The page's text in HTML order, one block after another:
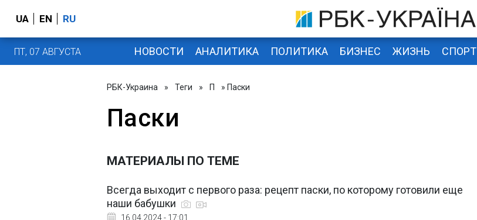
UA EN RU
ПТ, 07 АВГУСТА НОВОСТИ АНАЛИТИКА ПОЛИТИКА БИЗНЕС ЖИЗНЬ СПОРТ
РБК-Украина » Теги » П » Паски
Паски
МАТЕРИАЛЫ ПО ТЕМЕ
Всегда выходит с первого раза: рецепт паски, по которому готовили еще
наши бабушки
16.04.2024 - 17:01